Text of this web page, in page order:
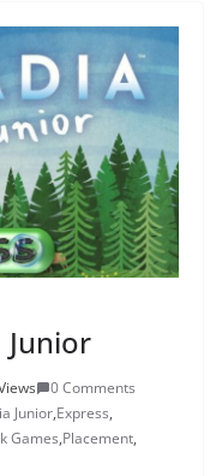
Junior
0 Comments
Junior,Express,
Games,Placement,